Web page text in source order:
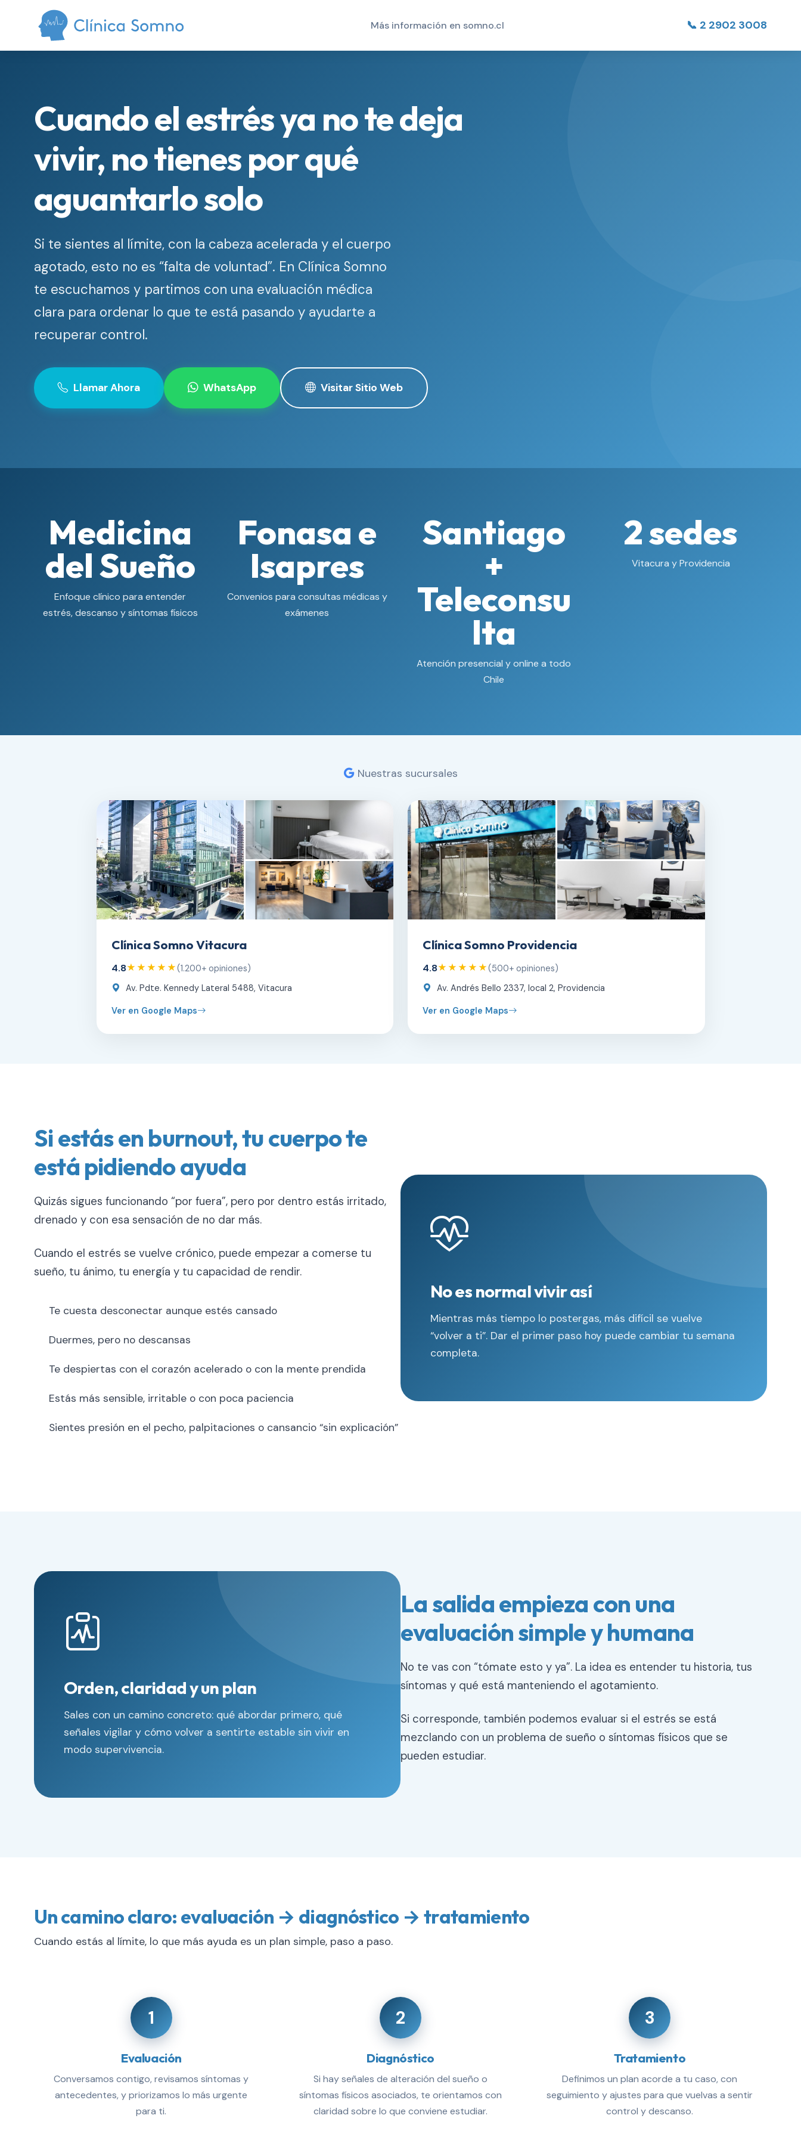
Más información en somno.cl 📞 2 2902 3008
Cuando el estrés ya no te deja
vivir, no tienes por qué
aguantarlo solo
Si te sientes al límite, con la cabeza acelerada y el cuerpo
agotado, esto no es “falta de voluntad”. En Clínica Somno
te escuchamos y partimos con una evaluación médica
clara para ordenar lo que te está pasando y ayudarte a
recuperar control.
Llamar Ahora WhatsApp Visitar Sitio Web
Medicina
del Sueño
Enfoque clínico para entender
estrés, descanso y síntomas físicos
Fonasa e
Isapres
Convenios para consultas médicas y
exámenes
Santiago
+
Teleconsu
lta
Atención presencial y online a todo
Chile
2 sedes
Vitacura y Providencia
Nuestras sucursales
Clínica Somno Vitacura
4.8★★★★★(1.200+ opiniones)
Av. Pdte. Kennedy Lateral 5488, Vitacura
Ver en Google Maps
Clínica Somno Providencia
4.8★★★★★(500+ opiniones)
Av. Andrés Bello 2337, local 2, Providencia
Ver en Google Maps
Si estás en burnout, tu cuerpo te
está pidiendo ayuda
Quizás sigues funcionando “por fuera”, pero por dentro estás irritado,
drenado y con esa sensación de no dar más.
Cuando el estrés se vuelve crónico, puede empezar a comerse tu
sueño, tu ánimo, tu energía y tu capacidad de rendir.
Te cuesta desconectar aunque estés cansado
Duermes, pero no descansas
Te despiertas con el corazón acelerado o con la mente prendida
Estás más sensible, irritable o con poca paciencia
Sientes presión en el pecho, palpitaciones o cansancio “sin explicación”
No es normal vivir así
Mientras más tiempo lo postergas, más difícil se vuelve
“volver a ti”. Dar el primer paso hoy puede cambiar tu semana
completa.
La salida empieza con una
evaluación simple y humana
No te vas con “tómate esto y ya”. La idea es entender tu historia, tus
síntomas y qué está manteniendo el agotamiento.
Si corresponde, también podemos evaluar si el estrés se está
mezclando con un problema de sueño o síntomas físicos que se
pueden estudiar.
Orden, claridad y un plan
Sales con un camino concreto: qué abordar primero, qué
señales vigilar y cómo volver a sentirte estable sin vivir en
modo supervivencia.
Un camino claro: evaluación → diagnóstico → tratamiento
Cuando estás al límite, lo que más ayuda es un plan simple, paso a paso.
1
Evaluación
Conversamos contigo, revisamos síntomas y
antecedentes, y priorizamos lo más urgente
para ti.
2
Diagnóstico
Si hay señales de alteración del sueño o
síntomas físicos asociados, te orientamos con
claridad sobre lo que conviene estudiar.
3
Tratamiento
Definimos un plan acorde a tu caso, con
seguimiento y ajustes para que vuelvas a sentir
control y descanso.